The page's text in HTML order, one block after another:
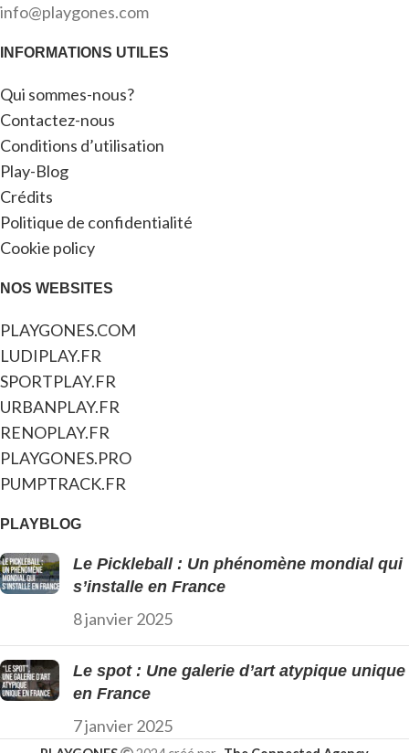
info@playgones.com
INFORMATIONS UTILES
Qui sommes-nous?
Contactez-nous
Conditions d’utilisation
Play-Blog
Crédits
Politique de confidentialité
Cookie policy
NOS WEBSITES
PLAYGONES.COM
LUDIPLAY.FR
SPORTPLAY.FR
URBANPLAY.FR
RENOPLAY.FR
PLAYGONES.PRO
PUMPTRACK.FR
PLAYBLOG
Le Pickleball : Un phénomène mondial qui
s’installe en France
8 janvier 2025
Le spot : Une galerie d’art atypique unique
en France
7 janvier 2025